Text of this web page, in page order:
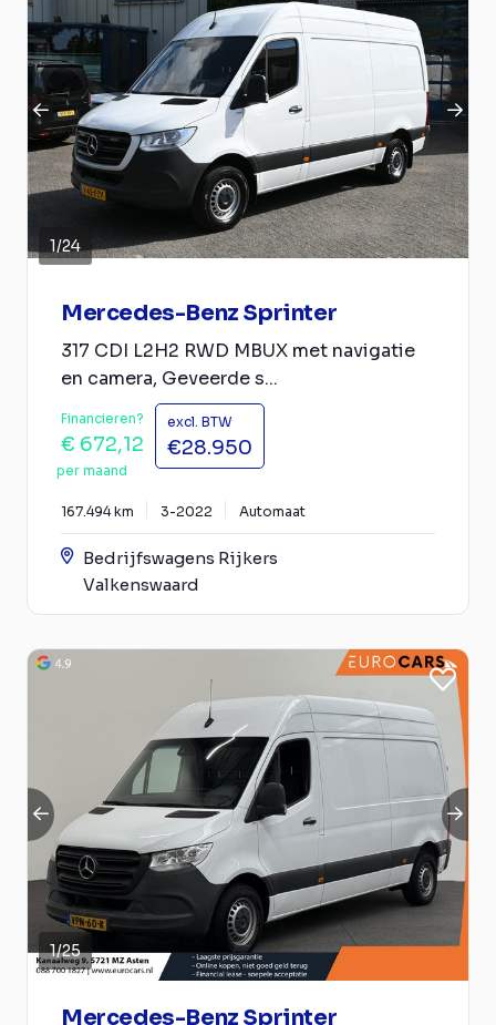
1/24
Mercedes-Benz Sprinter
317 CDI L2H2 RWD MBUX met navigatie
en camera, Geveerde s...
Financieren?
€ 672,12
per maand
excl. BTW
€28.950
167.494 km 3-2022 Automaat
Bedrijfswagens Rijkers
Valkenswaard
1/25
Mercedes-Benz Sprinter